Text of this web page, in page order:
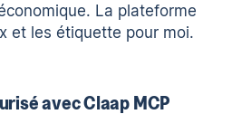
La plateforme
et les étiquette pour moi.
avec Claap MCP